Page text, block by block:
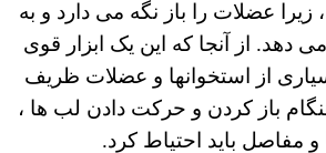
، زیرا عضلات را باز نگه می دارد و به
دهد. از آنجا که این یک ابزار قوی
از استخوانها و عضلات ظریف
باز کردن و حرکت دادن لب ها ،
و مفاصل باید احتیاط کرد.